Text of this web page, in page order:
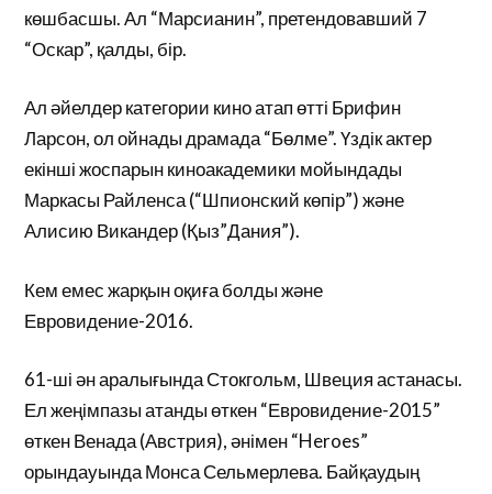
көшбасшы. Ал “Марсианин”, претендовавший 7
“Оскар”, қалды, бір.
Ал әйелдер категории кино атап өтті Брифин
Ларсон, ол ойнады драмада “Бөлме”. Үздік актер
екінші жоспарын киноакадемики мойындады
Маркасы Райленса (“Шпионский көпір”) және
Алисию Викандер (Қыз”Дания”).
Кем емес жарқын оқиға болды және
Евровидение-2016.
61-ші ән аралығында Стокгольм, Швеция астанасы.
Ел жеңімпазы атанды өткен “Евровидение-2015”
өткен Венада (Австрия), әнімен “Heroes”
орындауында Монса Сельмерлева. Байқаудың